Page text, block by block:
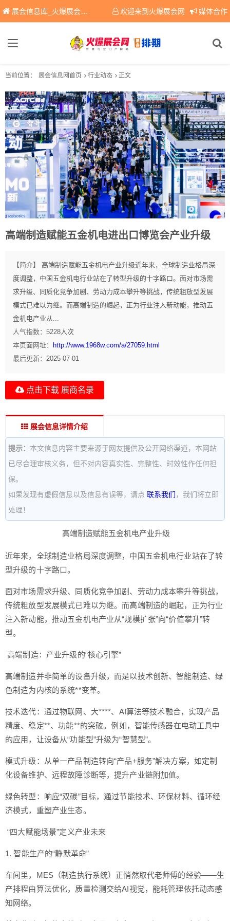
展会信息库_火爆展会网免费展会信息查询平台，提供专业会展服务！ 欢迎来到火爆展会网 媒体合作
当前位置： 展会信息网首页 行业动态 正文
高端制造赋能五金机电进出口博览会产业升级
【简介】
高端制造赋能五金机电产业升级近年来，全球制造业格局深
度调整，中国五金机电行业站在了转型升级的十字路口。面对市场需
求升级、同质化竞争加剧、劳动力成本攀升等挑战，传统粗放型发展
模式已难以为继。而高端制造的崛起，正为行业注入新动能，推动五
金机电产业从...
人气指数： 5228人次
本页面网址：
http://www.1968w.com/a/27059.html
最后更新： 2025-07-01
点击下载 展商名录
展会信息详情介绍
提示： 本文信息内容主要来源于网友提供及公开网络渠道，本网站
已尽合理审核义务，但不对内容真实性、完整性、时效性作任何担
保。
如果发现有虚假信息以及信息有误等，请点 联系我们 ，我们将立即
处理！
高端制造赋能五金机电产业升级
近年来，全球制造业格局深度调整，中国五金机电行业站在了转
型升级的十字路口。
面对市场需求升级、同质化竞争加剧、劳动力成本攀升等挑战，
传统粗放型发展模式已难以为继。而高端制造的崛起，正为行业
注入新动能，推动五金机电产业从“规模扩张”向“价值攀升”转
型。
高端制造：产业升级的“核心引擎”
高端制造并非简单的设备升级，而是以技术创新、智能制造、绿
色制造为内核的系统**变革。
技术迭代：通过物联网、大****、AI算法等技术融合，实现产品
精度、稳定**、功能**的突破。例如，智能传感器在电动工具中
的应用，让设备从“功能型”升级为“智慧型”。
模式升级：从单一产品制造转向“产品+服务”解决方案，如定制
化设备维护、远程故障诊断等，提升产业链附加值。
绿色转型：响应“双碳”目标，通过节能技术、环保材料、循环经
济模式，重塑产业生态。
“四大赋能场景”定义产业未来
1. 智能生产的“静默革命”
车间里，MES（制造执行系统）正悄然取代老师傅的经验——生
产排程由算法优化，质量检测交给AI视觉，能耗管理依托动态感
知网络。